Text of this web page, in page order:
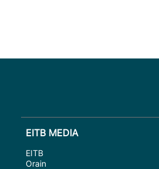
EITB MEDIA
EITB
Orain